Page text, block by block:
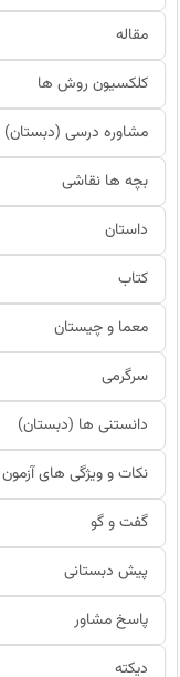
مقاله
کلکسیون روش ها
مشاوره درسی (دبستان)
بچه ها نقاشی
داستان
کتاب
معما و چیستان
سرگرمی
دانستنی ها (دبستان)
نکات و ویژگی های آزمون
گفت و گو
پیش دبستانی
پاسخ مشاور
دیکته